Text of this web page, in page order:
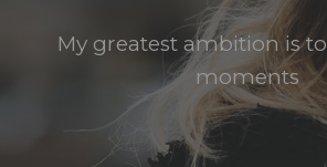
My greatest ambition is
moments